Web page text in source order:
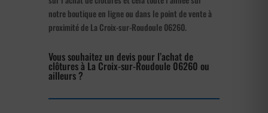
notre boutique en ligne ou dans le point de vente à
proximité de La Croix-sur-Roudoule 06260.
Vous souhaitez un devis pour l’achat de
clôtures à La Croix-sur-Roudoule 06260 ou
ailleurs ?